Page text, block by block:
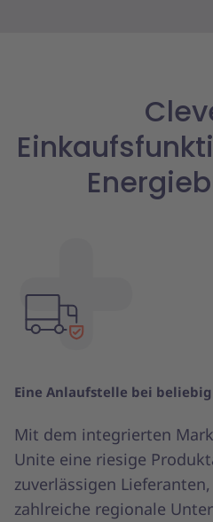
Eine Anlaufstelle bei
Mit dem integrierten
Unite eine riesige
zuverlässigen
zahlreiche regionale